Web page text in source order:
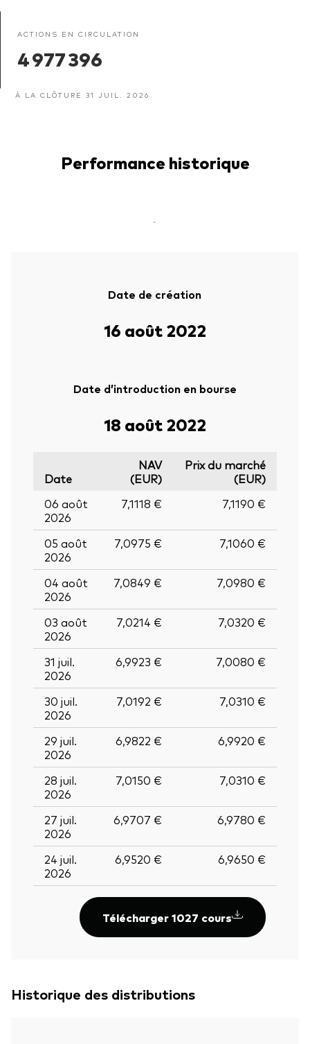
ACTIONS EN CIRCULATION
4 977 396
À LA CLÔTURE 31 JUIL. 2026
Performance historique
-
Date de création
16 août 2022
Date d’introduction en bourse
18 août 2022
Date
NAV
(EUR)
Prix du marché
(EUR)
06 août
2026
7,1118 € 7,1190 €
05 août
2026
7,0975 € 7,1060 €
04 août
2026
7,0849 € 7,0980 €
03 août
2026
7,0214 € 7,0320 €
31 juil.
2026
6,9923 € 7,0080 €
30 juil.
2026
7,0192 € 7,0310 €
29 juil.
2026
6,9822 € 6,9920 €
28 juil.
2026
7,0150 € 7,0310 €
27 juil.
2026
6,9707 € 6,9780 €
24 juil.
2026
6,9520 € 6,9650 €
Télécharger 1027 cours
Historique des distributions